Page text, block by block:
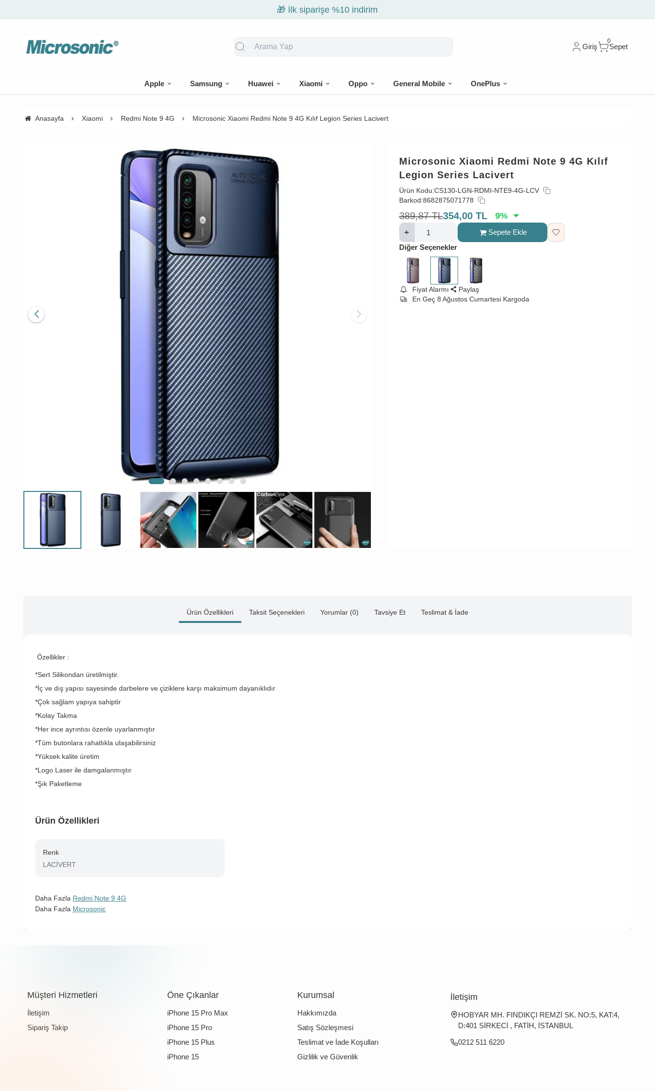
🎁 İlk siparişe %10 indirim
Giriş
0
Sepet
Apple Samsung Huawei Xiaomi Oppo General Mobile OnePlus
Anasayfa Xiaomi Redmi Note 9 4G Microsonic Xiaomi Redmi Note 9 4G Kılıf Legion Series Lacivert
Microsonic Xiaomi Redmi Note 9 4G Kılıf
Legion Series Lacivert
Ürün Kodu:CS130-LGN-RDMI-NTE9-4G-LCV
Barkod:8682875071778
389,87 TL354,00 TL 9%
Sepete Ekle
Diğer Seçenekler
Fiyat Alarmı
Paylaş
En Geç 8 Ağustos Cumartesi Kargoda
Ürün Özellikleri Taksit Seçenekleri Yorumlar (0) Tavsiye Et Teslimat & İade
Özellikler :
*Sert Silikondan üretilmiştir.
*İç ve dış yapısı sayesinde darbelere ve çiziklere karşı maksimum dayanıklıdır
*Çok sağlam yapıya sahiptir
*Kolay Takma
*Her ince ayrıntısı özenle uyarlanmıştır
*Tüm butonlara rahatlıkla ulaşabilirsiniz
*Yüksek kalite üretim
*Logo Laser ile damgalanmıştır
*Şık Paketleme
Ürün Özellikleri
Renk
LACİVERT
Daha Fazla Redmi Note 9 4G
Daha Fazla Microsonic
Müşteri Hizmetleri
İletişim
Sipariş Takip
Öne Çıkanlar
iPhone 15 Pro Max
iPhone 15 Pro
iPhone 15 Plus
iPhone 15
Kurumsal
Hakkımızda
Satış Sözleşmesi
Teslimat ve İade Koşulları
Gizlilik ve Güvenlik
İletişim
HOBYAR MH. FINDIKÇI REMZİ SK. NO:5, KAT:4,
D:401 SİRKECİ , FATİH, İSTANBUL
0212 511 6220